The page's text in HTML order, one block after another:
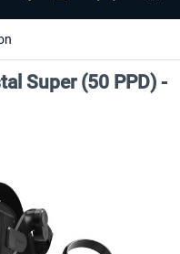
Super (50 PPD) -